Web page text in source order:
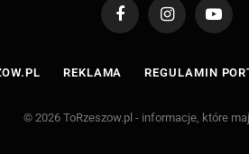
FacebookInstagram
REKLAMA REGULAMIN
© 2026 ToRzeszow.pl - informacje, które